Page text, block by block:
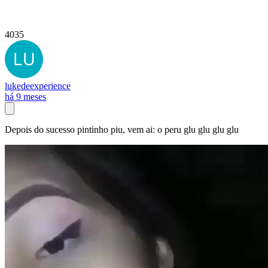
4035
lukedeexperience
há 9 meses
Depois do sucesso pintinho piu, vem ai: o peru glu glu glu glu